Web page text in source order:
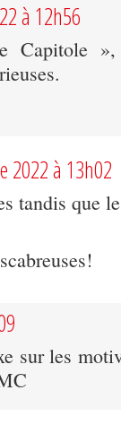
à 12h56
Capitole
2022 à 13h02
tandis que
sur les